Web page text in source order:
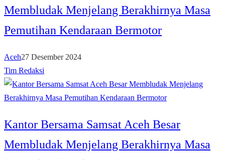
Membludak Menjelang Berakhirnya Masa
Pemutihan Kendaraan Bermotor
Aceh27 Desember 2024
Tim Redaksi
Kantor Bersama Samsat Aceh Besar
Membludak Menjelang Berakhirnya Masa